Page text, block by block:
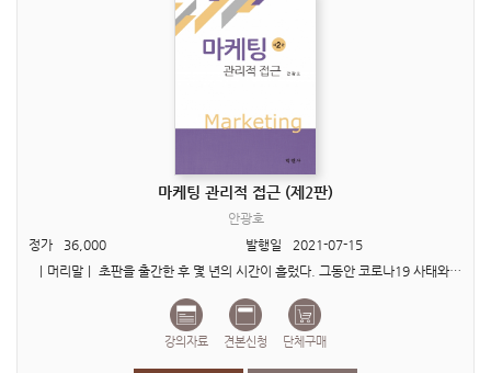
마케팅 관리적 접근 (제2판)
안광호
정가
36,000 발행일
2021-07-15
ㅣ머리말ㅣ 초판을 출간한 후 몇 년의 시간이 흘렀다. 그동안 코로나19 사태와 IT기술의 빠른 발전은 소비자 행동과 기업의 마케팅전략을 크게 변화시켰다. 디지털 기술로 무장한 새로운 제품과 ..
강의자료 견본신청 단체구매